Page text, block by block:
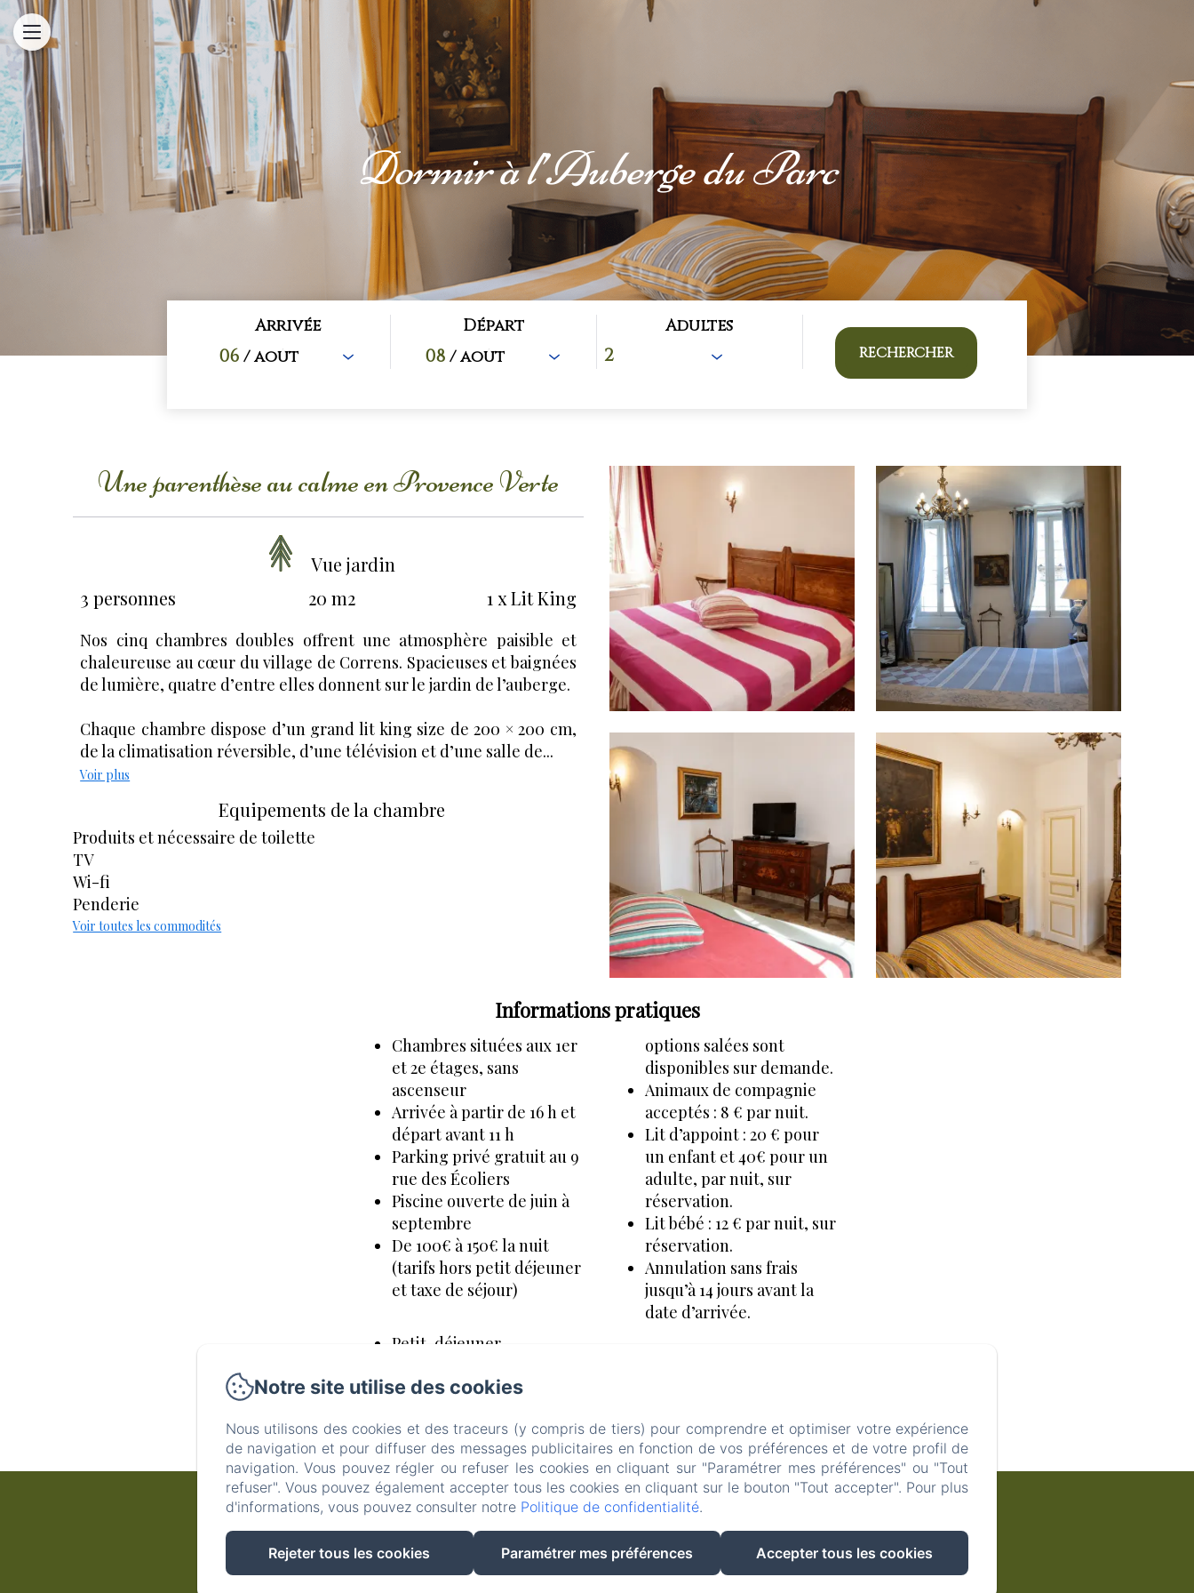
Dormir à l’Auberge du Parc
Arrivée
06 / août
Départ
08 / août
Adultes
RECHERCHER
Une parenthèse au calme en Provence Verte
Vue jardin
3 personnes
20 m2 1 x Lit King
Nos cinq chambres doubles offrent une atmosphère paisible et
chaleureuse au cœur du village de Correns. Spacieuses et baignées
de lumière, quatre d’entre elles donnent sur le jardin de l’auberge.
Chaque chambre dispose d’un grand lit king size de 200 × 200 cm,
de la climatisation réversible, d’une télévision et d’une salle de...
Voir plus
Equipements de la chambre
Produits et nécessaire de toilette
TV
Wi-fi
Penderie
Voir toutes les commodités
Informations pratiques
Chambres situées aux 1er
et 2e étages, sans
ascenseur
Arrivée à partir de 16 h et
départ avant 11 h
Parking privé gratuit au 9
rue des Écoliers
Piscine ouverte de juin à
septembre
De 100€ à 150€ la nuit
(tarifs hors petit déjeuner
et taxe de séjour)
Petit-déjeuner
personne, servi en salle
options salées sont
disponibles sur demande.
Animaux de compagnie
acceptés : 8 € par nuit.
Lit d’appoint : 20 € pour
un enfant et 40€ pour un
adulte, par nuit, sur
réservation.
Lit bébé : 12 € par nuit, sur
réservation.
Annulation sans frais
jusqu’à 14 jours avant la
date d’arrivée.
arrivée.
Auberge du Parc (anciennement Auberge de Correns)
Politique de confidentialitéInformations légalesInformations sur les cookies
34 Place du Général de Gaulle (parking de l'hôtel au 9 rue des Ecoliers), Correns, 83570, France
contact@aubergedecorrens.fr
Notre site utilise des cookies
Nous utilisons des cookies et des traceurs (y compris de tiers) pour comprendre et optimiser votre expérience
de navigation et pour diffuser des messages publicitaires en fonction de vos préférences et de votre profil de
navigation. Vous pouvez régler ou refuser les cookies en cliquant sur "Paramétrer mes préférences" ou "Tout
refuser". Vous pouvez également accepter tous les cookies en cliquant sur le bouton "Tout accepter". Pour plus
d'informations, vous pouvez consulter notre Politique de confidentialité.
Rejeter tous les cookies Paramétrer mes préférences Accepter tous les cookies